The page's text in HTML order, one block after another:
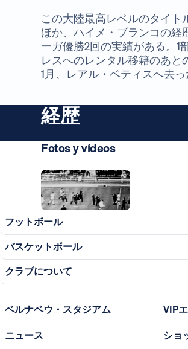
この大陸最高レベルのタイト
ほか、ハイメ・ブランコの経
ーガ優勝2回の実績がある。1
レスへのレンタル移籍のあと
1月、レアル・ベティスへ去っ
経歴
Fotos y vídeos
フットボール
バスケットボール
クラブについて
ベルナベウ・スタジアム
ニュース
VIP
ショ